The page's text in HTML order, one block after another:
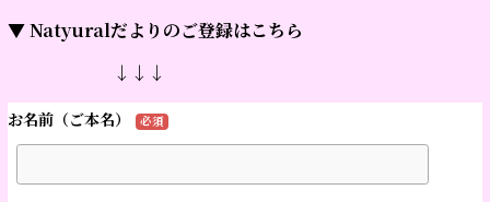
▼ Natyuralだよりのご登録はこちら
↓↓↓
お名前（ご本名） 必須